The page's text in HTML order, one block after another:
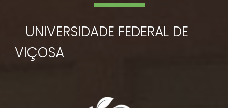
UNIVERSIDADE FEDERAL DE
VIÇOSA